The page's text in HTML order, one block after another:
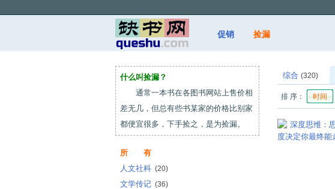
促销 捡漏
什么叫捡漏？
通常一本书在各图书网站上售价相
差无几，但总有些书某家的价格比别家
都便宜很多，下手捡之，是为捡漏。
所 有
人文社科 (20)
文学传记 (36)
综合 (320)
排 序： 时间